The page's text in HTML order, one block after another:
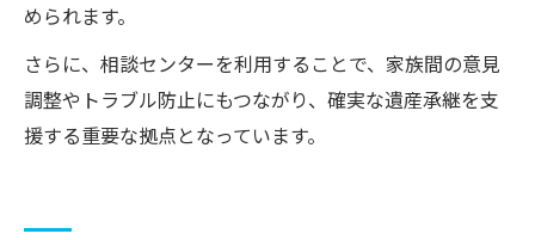
められます。
さらに、相談センターを利用することで、家族間の意見
調整やトラブル防止にもつながり、確実な遺産承継を支
援する重要な拠点となっています。